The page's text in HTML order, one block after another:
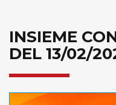
INSIEME
DEL 13/02/